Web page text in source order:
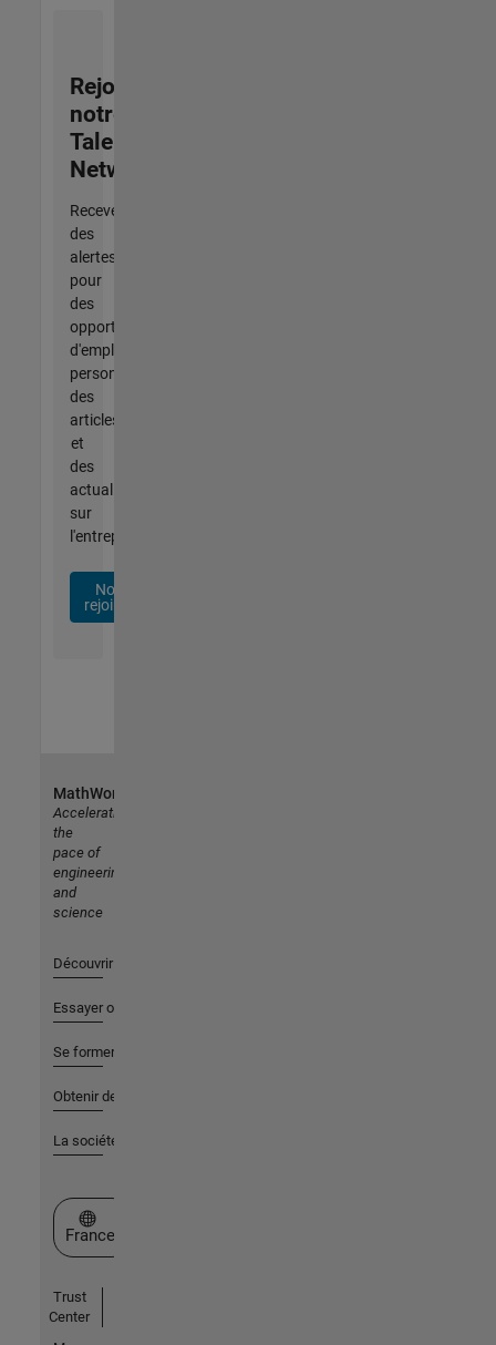
Rejoignez
notre
Talent
Network
Recevez
des
alertes
pour
des
opportunités
d'emploi
personnalisées,
des
articles
et
des
actualités
sur
l'entreprise.
Nous
rejoindre
MathWorks
Accelerating
the
pace of
engineering
and
science
Découvrir les produits
Essayer ou acheter
Se former
Obtenir de l'aide
La société
Sélectionner un site web
France
Trust
Center